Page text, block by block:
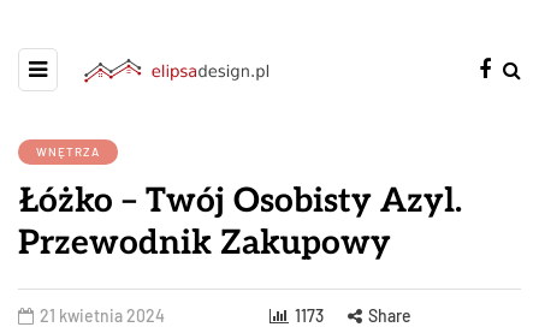
WNĘTRZA
Łóżko – Twój Osobisty Azyl.
Przewodnik Zakupowy
21 kwietnia 2024 1173 Share